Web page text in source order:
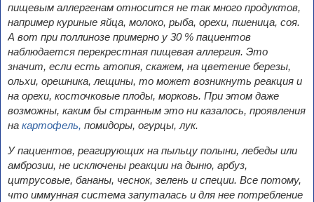
пищевым аллергенам относится не так много продуктов,
например куриные яйца, молоко, рыба, орехи, пшеница, соя.
А вот при поллинозе примерно у 30 % пациентов
наблюдается перекрестная пищевая аллергия. Это
значит, если есть атопия, скажем, на цветение березы,
ольхи, орешника, лещины, то может возникнуть реакция и
на орехи, косточковые плоды, морковь. При этом даже
возможны, каким бы странным это ни казалось, проявления
на картофель, помидоры, огурцы, лук.
У пациентов, реагирующих на пыльцу полыни, лебеды или
амброзии, не исключены реакции на дыню, арбуз,
цитрусовые, бананы, чеснок, зелень и специи. Все потому,
что иммунная система запуталась и для нее потребление